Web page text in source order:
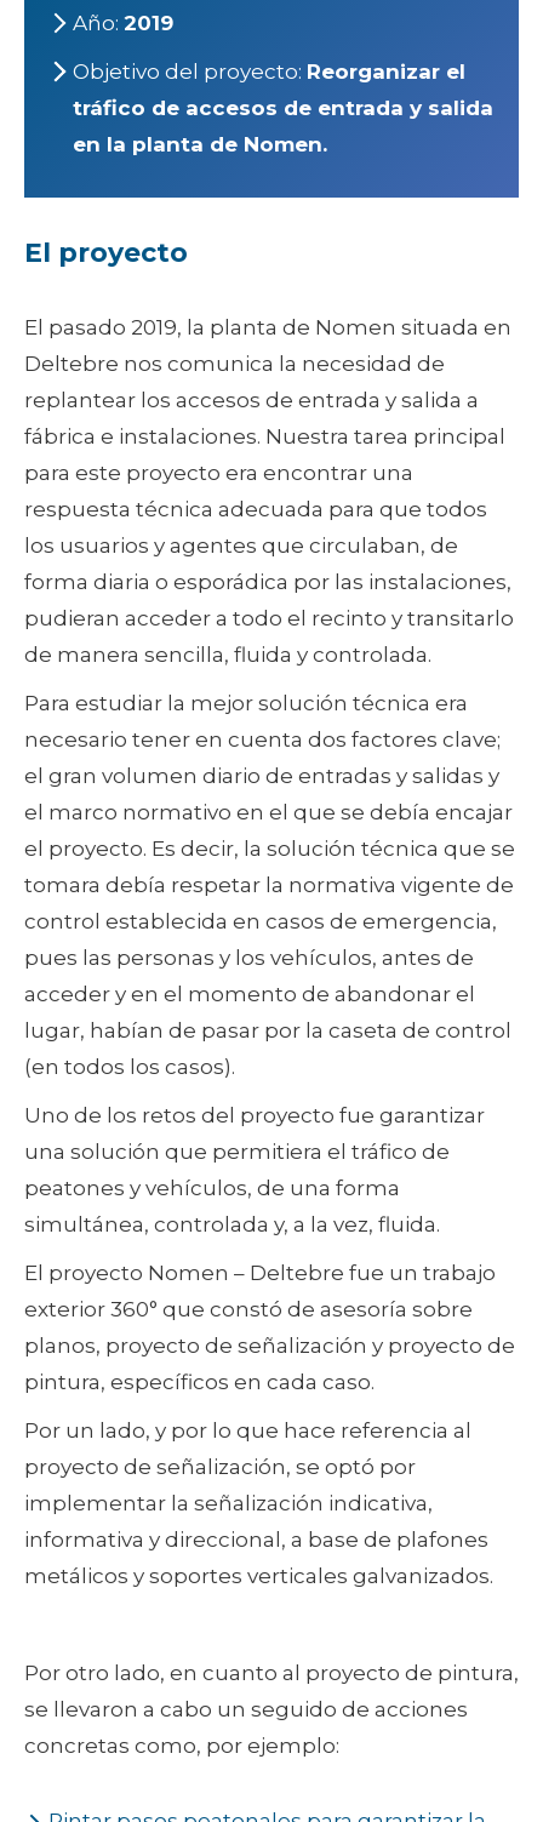
Año: 2019
Objetivo del proyecto: Reorganizar el
tráfico de accesos de entrada y salida
en la planta de Nomen.
El proyecto
El pasado 2019, la planta de Nomen situada en
Deltebre nos comunica la necesidad de
replantear los accesos de entrada y salida a
fábrica e instalaciones. Nuestra tarea principal
para este proyecto era encontrar una
respuesta técnica adecuada para que todos
los usuarios y agentes que circulaban, de
forma diaria o esporádica por las instalaciones,
pudieran acceder a todo el recinto y transitarlo
de manera sencilla, fluida y controlada.
Para estudiar la mejor solución técnica era
necesario tener en cuenta dos factores clave;
el gran volumen diario de entradas y salidas y
el marco normativo en el que se debía encajar
el proyecto. Es decir, la solución técnica que se
tomara debía respetar la normativa vigente de
control establecida en casos de emergencia,
pues las personas y los vehículos, antes de
acceder y en el momento de abandonar el
lugar, habían de pasar por la caseta de control
(en todos los casos).
Uno de los retos del proyecto fue garantizar
una solución que permitiera el tráfico de
peatones y vehículos, de una forma
simultánea, controlada y, a la vez, fluida.
El proyecto Nomen – Deltebre fue un trabajo
exterior 360° que constó de asesoría sobre
planos, proyecto de señalización y proyecto de
pintura, específicos en cada caso.
Por un lado, y por lo que hace referencia al
proyecto de señalización, se optó por
implementar la señalización indicativa,
informativa y direccional, a base de plafones
metálicos y soportes verticales galvanizados.
Por otro lado, en cuanto al proyecto de pintura,
se llevaron a cabo un seguido de acciones
concretas como, por ejemplo: